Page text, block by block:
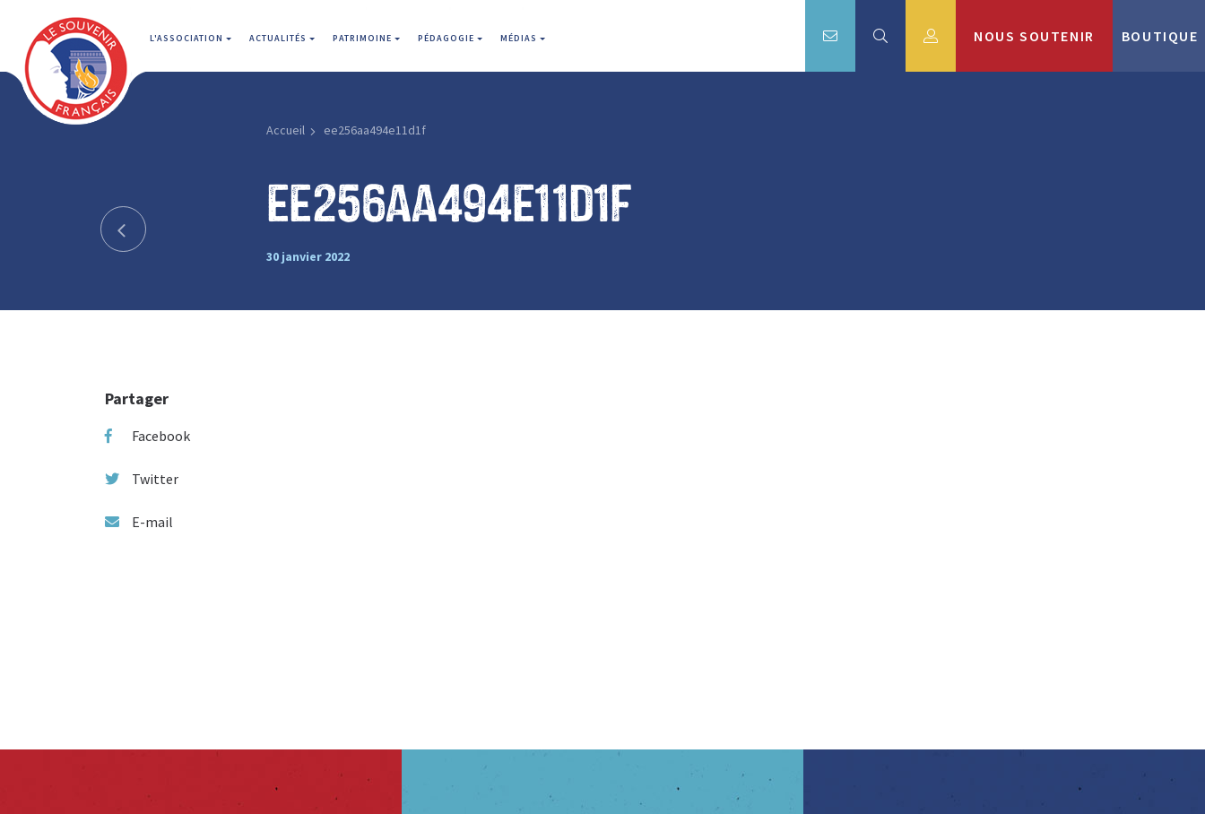
L'ASSOCIATION ACTUALITÉS PATRIMOINE PÉDAGOGIE MÉDIAS NOUS SOUTENIR BOUTIQUE
Accueil ee256aa494e11d1f
ee256aa494e11d1f
30 janvier 2022
Partager
Facebook
Twitter
E-mail